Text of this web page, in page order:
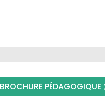
BROCHURE PÉDAGOGIQUE